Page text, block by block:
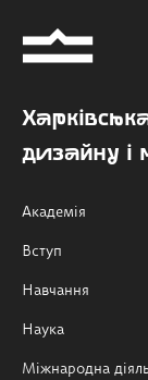
дизайну і
Академія
Вступ
Навчання
Наука
Міжнародна